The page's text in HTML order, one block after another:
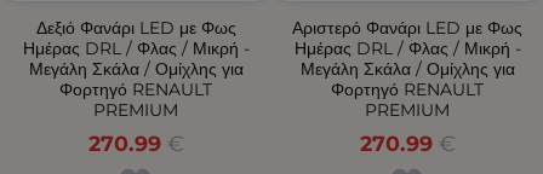
Δεξιό Φανάρι LED με Φως
Ημέρας DRL / Φλας / Μικρή -
Μεγάλη Σκάλα / Ομίχλης για
Φορτηγό RENAULT
PREMIUM
270.99 €
Αριστερό Φανάρι LED με Φως
Ημέρας DRL / Φλας / Μικρή -
Μεγάλη Σκάλα / Ομίχλης για
Φορτηγό RENAULT
PREMIUM
270.99 €